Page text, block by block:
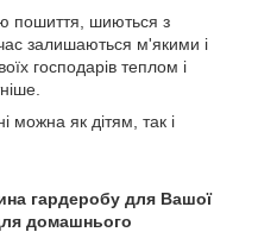
пошиття, шиються з
залишаються м'якими і
господарів теплом і
можна як дітям, так і
гардеробу для Вашої
домашнього